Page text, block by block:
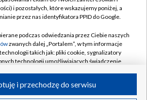
Cyfrowa
Pomoc
Kontakt
Kanały
i pozostałych, które wskazujemy poniżej, a
przez nas identyfikatora PPID do Google.
podczas odwiedzania przez Ciebie naszych
zwanych dalej „Portalem”, w tym informacje
takich jak: pliki cookie, sygnalizatory
technologii umożliwiających świadczenie
i przechodzę do serwisu